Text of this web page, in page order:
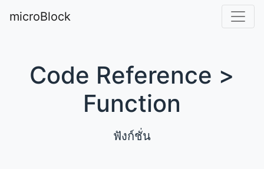
microBlock
Code Reference >
Function
ฟังก์ชั่น